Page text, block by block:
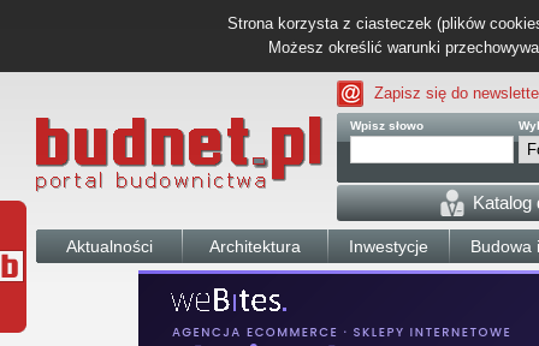
Strona korzysta z ciasteczek (plików
Możesz określić warunki
Zapisz się do
Wpisz słowo
Katalog
Aktualności Architektura Inwestycje Budowa